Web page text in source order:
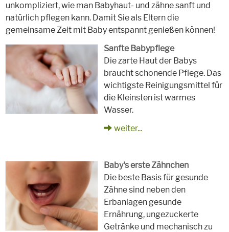
unkompliziert, wie man Babyhaut- und zähne sanft und
natürlich pflegen kann. Damit Sie als Eltern die
gemeinsame Zeit mit Baby entspannt genießen können!
Sanfte Babypflege
Die zarte Haut der Babys
braucht schonende Pflege. Das
wichtigste Reinigungsmittel für
die Kleinsten ist warmes
Wasser.
weiter...
Baby's erste Zähnchen
Die beste Basis für gesunde
Zähne sind neben den
Erbanlagen gesunde
Ernährung, ungezuckerte
Getränke und mechanisch zu